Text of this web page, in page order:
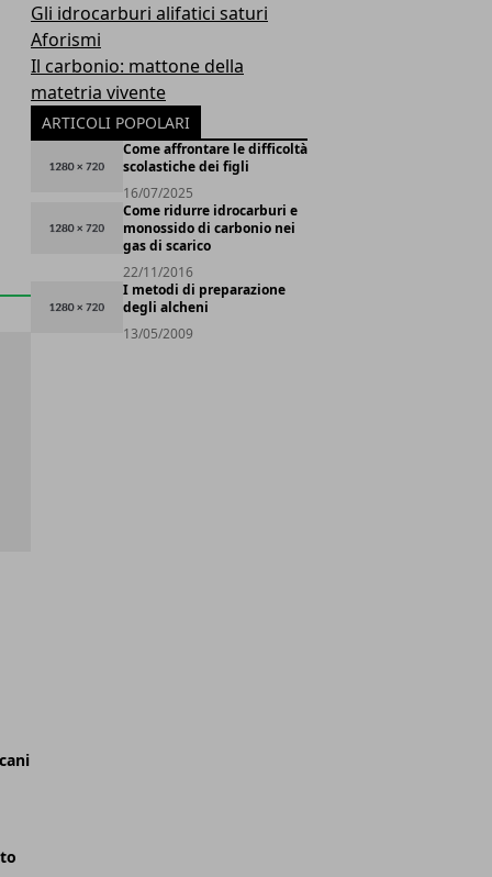
Gli idrocarburi alifatici saturi
Aforismi
Il carbonio: mattone della
matetria vivente
ARTICOLI POPOLARI
Come affrontare le difficoltà
scolastiche dei figli
16/07/2025
Come ridurre idrocarburi e
monossido di carbonio nei
gas di scarico
22/11/2016
I metodi di preparazione
degli alcheni
13/05/2009